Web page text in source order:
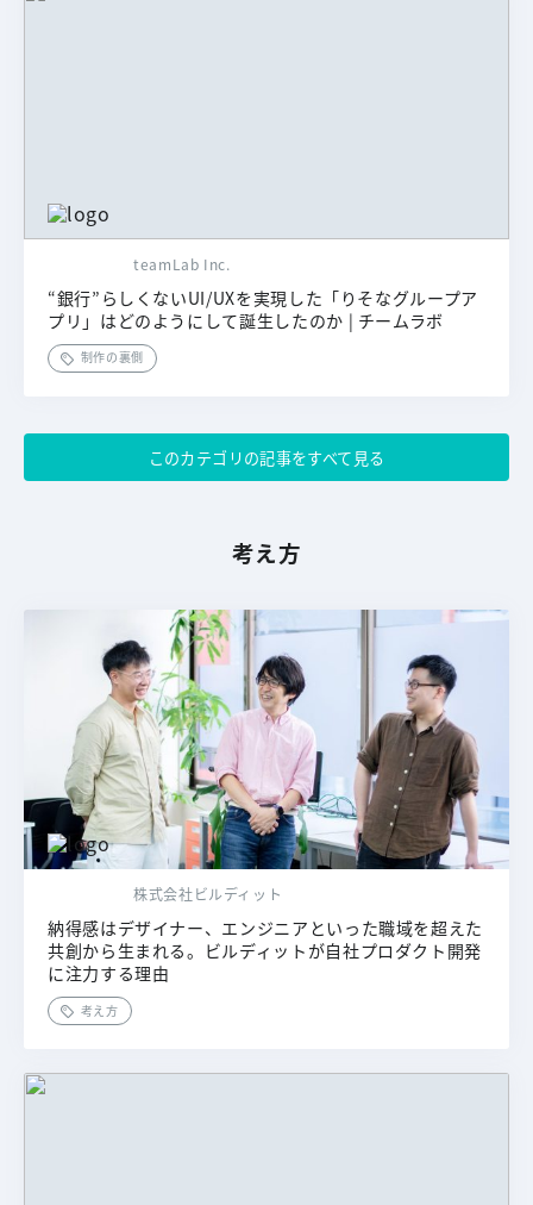
teamLab Inc.
“銀行”らしくないUI/UXを実現した「りそなグループア
プリ」はどのようにして誕生したのか | チームラボ
制作の裏側
このカテゴリの記事をすべて見る
考え方
株式会社ビルディット
納得感はデザイナー、エンジニアといった職域を超えた
共創から生まれる。ビルディットが自社プロダクト開発
に注力する理由
考え方